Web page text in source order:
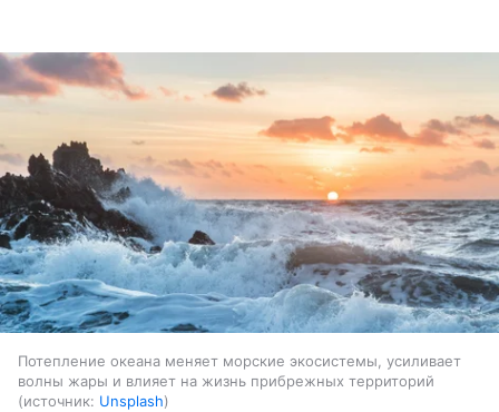
Потепление океана меняет морские экосистемы, усиливает
волны жары и влияет на жизнь прибрежных территорий
источник: Unsplash